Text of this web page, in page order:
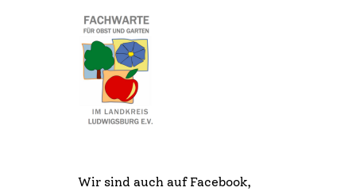
Wir sind auch auf Facebook,